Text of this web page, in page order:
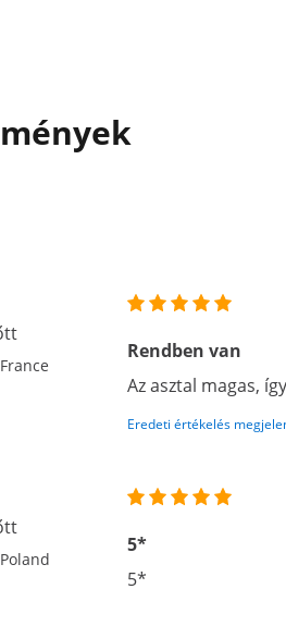
Rendben van
Az asztal magas,
Eredeti értékelés
5*
5*